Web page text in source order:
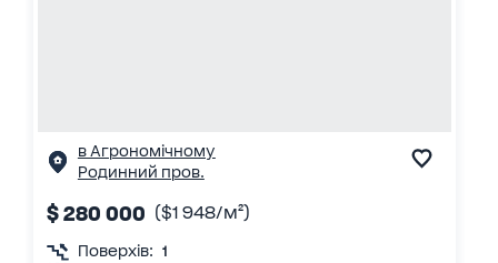
в Агрономічному
Родинний пров.
$ 280 000 ($1 948/м²)
Поверхів: 1